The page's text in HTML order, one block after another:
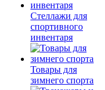
Стеллажи для
спортивного
инвентаря
Товары для
зимнего спорта